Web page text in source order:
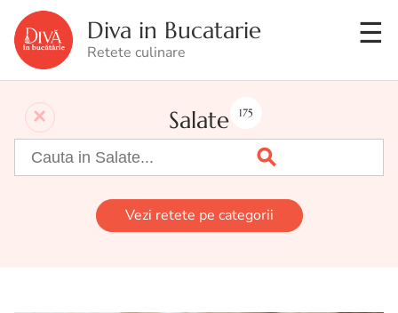
Diva in Bucatarie
Retete culinare
Salate 175
Vezi retete pe categorii